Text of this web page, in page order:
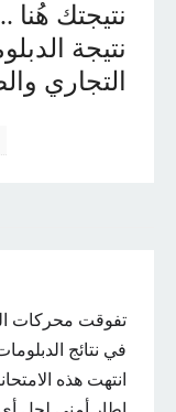
نتيجتك هُنا
نتيجة
التجاري
تفوقت محركات